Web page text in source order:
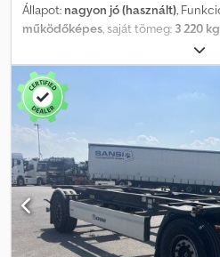
Állapot: nagyon jó (használt),
működőképes , saját tömeg: 3 220 kg
,
felfüggesztés:levegő, Gyártási év:
2021 / SAF tengelyek 2021-es év
Terhelhetősége 15780 kg 2 SAF
tartó Műszaki és vizuális állapota